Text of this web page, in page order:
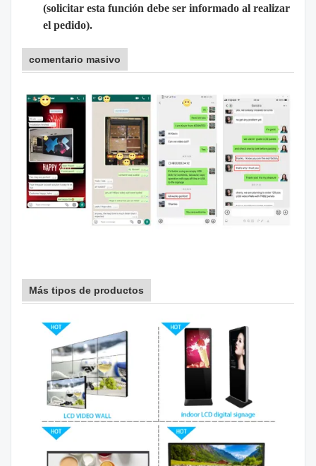
(solicitar esta función debe ser informado al realizar
el pedido).
comentario masivo
Más tipos de productos